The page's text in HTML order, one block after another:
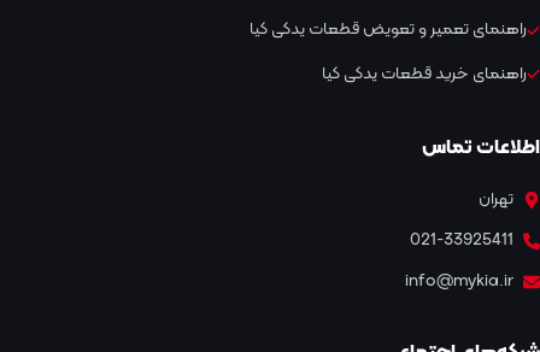
راهنمای تعمیر و تعویض قطعات یدکی کیا
راهنمای خرید قطعات یدکی کیا
اطلاعات تماس
تهران
021-33925411
info@mykia.ir